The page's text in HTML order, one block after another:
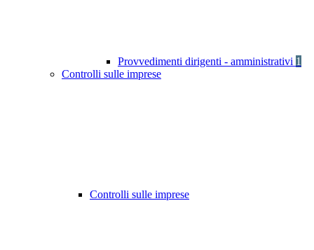
Provvedimenti dirigenti - amministrativi 1
Controlli sulle imprese
Controlli sulle imprese